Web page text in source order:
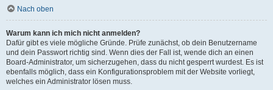
Nach oben
Warum kann ich mich nicht anmelden?
Dafür gibt es viele mögliche Gründe. Prüfe zunächst, ob dein Benutzername
und dein Passwort richtig sind. Wenn dies der Fall ist, wende dich an einen
Board-Administrator, um sicherzugehen, dass du nicht gesperrt wurdest. Es ist
ebenfalls möglich, dass ein Konfigurationsproblem mit der Website vorliegt,
welches ein Administrator lösen muss.